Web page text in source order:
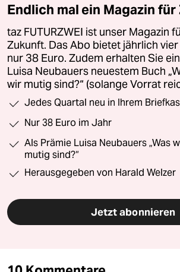
Endlich mal ein Magazin
taz FUTURZWEI ist unser Magazin
Zukunft. Das Abo bietet jährlich
nur 38 Euro. Zudem erhalten Sie
Luisa Neubauers neuestem Buch
wir mutig sind?“ (solange Vorrat
Jedes Quartal neu in Ihrem
Nur 38 Euro im Jahr
Als Prämie Luisa Neubauers „Was
mutig sind?“
Herausgegeben von Harald Welzer
Jetzt abonnieren